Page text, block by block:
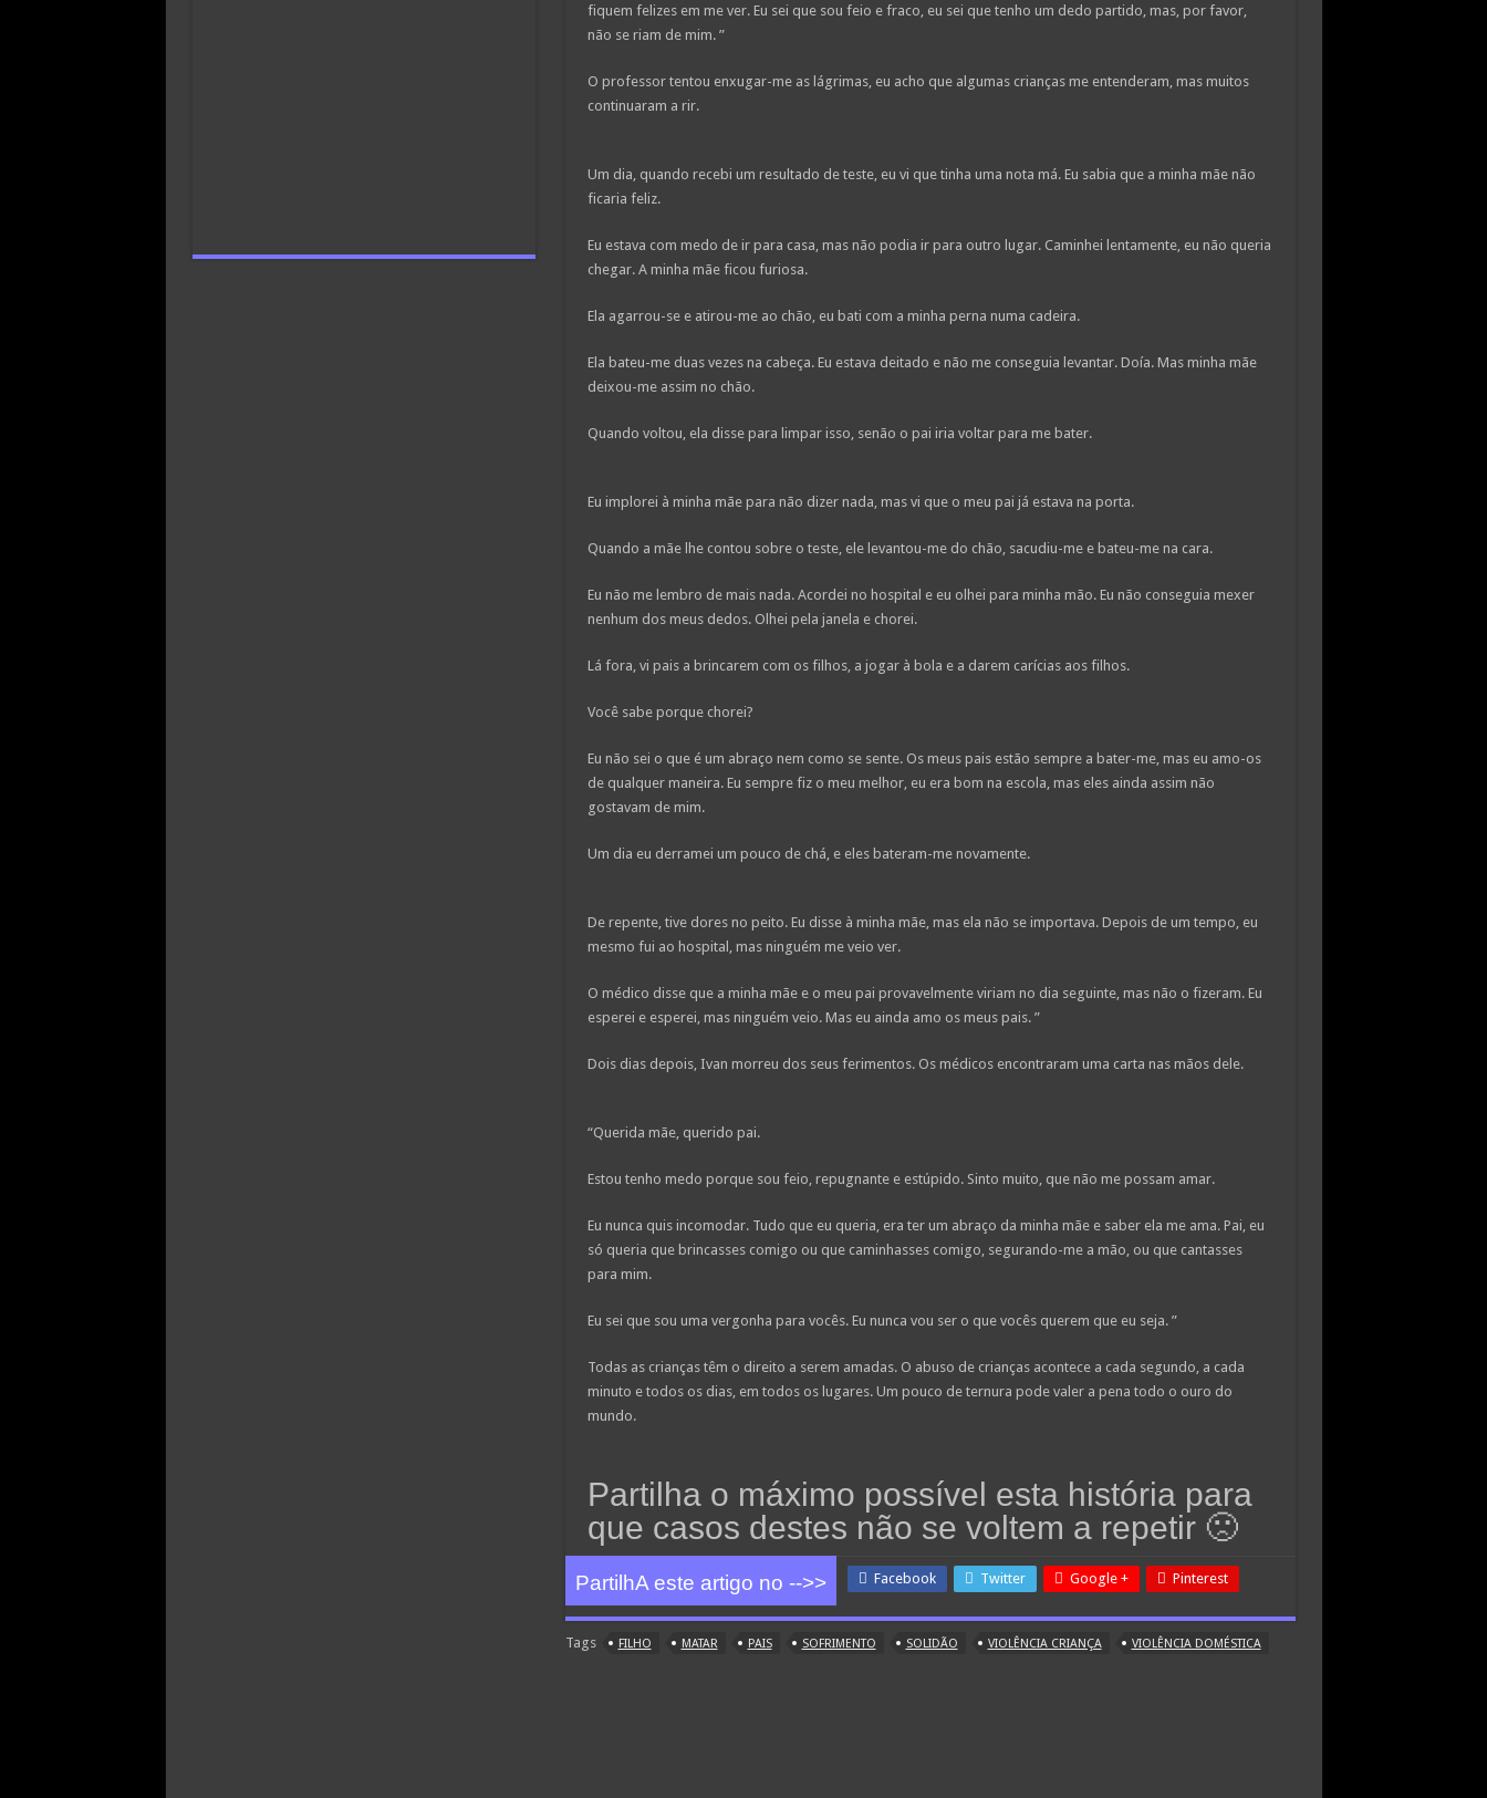
fiquem felizes em me ver. Eu sei que sou feio e fraco, eu sei que tenho um dedo partido, mas, por favor,
não se riam de mim. ”
O professor tentou enxugar-me as lágrimas, eu acho que algumas crianças me entenderam, mas muitos
continuaram a rir.
Um dia, quando recebi um resultado de teste, eu vi que tinha uma nota má. Eu sabia que a minha mãe não
ficaria feliz.
Eu estava com medo de ir para casa, mas não podia ir para outro lugar. Caminhei lentamente, eu não queria
chegar. A minha mãe ficou furiosa.
Ela agarrou-se e atirou-me ao chão, eu bati com a minha perna numa cadeira.
Ela bateu-me duas vezes na cabeça. Eu estava deitado e não me conseguia levantar. Doía. Mas minha mãe
deixou-me assim no chão.
Quando voltou, ela disse para limpar isso, senão o pai iria voltar para me bater.
Eu implorei à minha mãe para não dizer nada, mas vi que o meu pai já estava na porta.
Quando a mãe lhe contou sobre o teste, ele levantou-me do chão, sacudiu-me e bateu-me na cara.
Eu não me lembro de mais nada. Acordei no hospital e eu olhei para minha mão. Eu não conseguia mexer
nenhum dos meus dedos. Olhei pela janela e chorei.
Lá fora, vi pais a brincarem com os filhos, a jogar à bola e a darem carícias aos filhos.
Você sabe porque chorei?
Eu não sei o que é um abraço nem como se sente. Os meus pais estão sempre a bater-me, mas eu amo-os
de qualquer maneira. Eu sempre fiz o meu melhor, eu era bom na escola, mas eles ainda assim não
gostavam de mim.
Um dia eu derramei um pouco de chá, e eles bateram-me novamente.
De repente, tive dores no peito. Eu disse à minha mãe, mas ela não se importava. Depois de um tempo, eu
mesmo fui ao hospital, mas ninguém me veio ver.
O médico disse que a minha mãe e o meu pai provavelmente viriam no dia seguinte, mas não o fizeram. Eu
esperei e esperei, mas ninguém veio. Mas eu ainda amo os meus pais. ”
Dois dias depois, Ivan morreu dos seus ferimentos. Os médicos encontraram uma carta nas mãos dele.
“Querida mãe, querido pai.
Estou tenho medo porque sou feio, repugnante e estúpido. Sinto muito, que não me possam amar.
Eu nunca quis incomodar. Tudo que eu queria, era ter um abraço da minha mãe e saber ela me ama. Pai, eu
só queria que brincasses comigo ou que caminhasses comigo, segurando-me a mão, ou que cantasses
para mim.
Eu sei que sou uma vergonha para vocês. Eu nunca vou ser o que vocês querem que eu seja. ”
Todas as crianças têm o direito a serem amadas. O abuso de crianças acontece a cada segundo, a cada
minuto e todos os dias, em todos os lugares. Um pouco de ternura pode valer a pena todo o ouro do
mundo.
Partilha o máximo possível esta história para
que casos destes não se voltem a repetir 🙁
PartilhA este artigo no -->> Facebook Twitter Google + Pinterest
Tags FILHO MATAR PAIS SOFRIMENTO SOLIDÃO VIOLÊNCIA CRIANÇA VIOLÊNCIA DOMÉSTICA